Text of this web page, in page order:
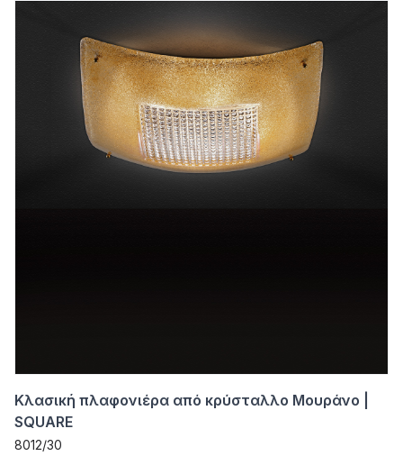
Κλασική πλαφονιέρα από κρύσταλλο Μουράνο |
SQUARE
8012/30